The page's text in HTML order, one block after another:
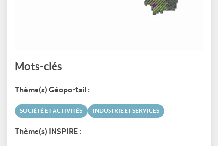
Mots-clés
Thème(s) Géoportail :
SOCIÉTÉ ET ACTIVITÉS INDUSTRIE ET SERVICES
Thème(s) INSPIRE :